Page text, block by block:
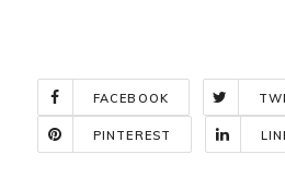
FACEBOOK
PINTEREST